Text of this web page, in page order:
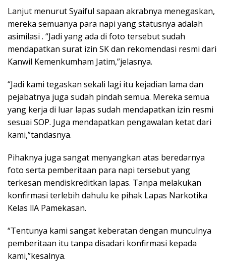
Lanjut menurut Syaiful sapaan akrabnya menegaskan,
mereka semuanya para napi yang statusnya adalah
asimilasi . “Jadi yang ada di foto tersebut sudah
mendapatkan surat izin SK dan rekomendasi resmi dari
Kanwil Kemenkumham Jatim,”jelasnya.
“Jadi kami tegaskan sekali lagi itu kejadian lama dan
pejabatnya juga sudah pindah semua. Mereka semua
yang kerja di luar lapas sudah mendapatkan izin resmi
sesuai SOP. Juga mendapatkan pengawalan ketat dari
kami,”tandasnya.
Pihaknya juga sangat menyangkan atas beredarnya
foto serta pemberitaan para napi tersebut yang
terkesan mendiskreditkan lapas. Tanpa melakukan
konfirmasi terlebih dahulu ke pihak Lapas Narkotika
Kelas llA Pamekasan.
“Tentunya kami sangat keberatan dengan munculnya
pemberitaan itu tanpa disadari konfirmasi kepada
kami,”kesalnya.